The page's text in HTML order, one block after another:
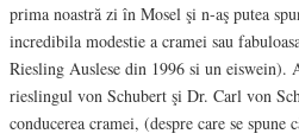
prima noastră zi în Mosel şi n-aş putea
incredibila modestie a cramei sau
Riesling Auslese din 1996 si un
rieslingul von Schubert şi Dr. Carl von
conducerea cramei, (despre care se spune